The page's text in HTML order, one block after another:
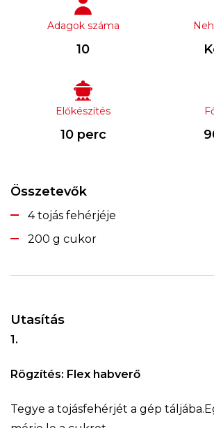
Adagok száma
10
Előkészítés
10 perc
Összetevők
4 tojás fehérjéje
200 g cukor
Utasítás
1.
Rögzítés: Flex habverő
Tegye a tojásfehérjét a gép